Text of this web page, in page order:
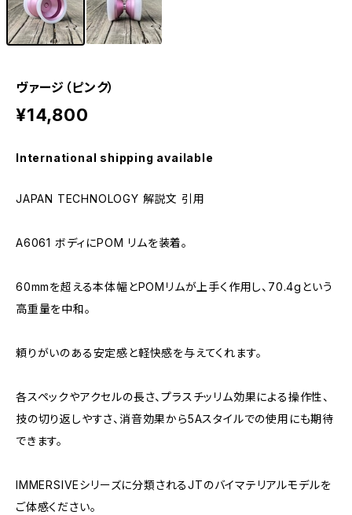
ヴァージ（ピンク）
¥14,800
International shipping available
JAPAN TECHNOLOGY 解説文 引用
A6061 ボディにPOM リムを装着。
60mmを超える本体幅とPOMリムが上手く作用し、70.4gという
高重量を中和。
頼りがいのある安定感と軽快感を与えてくれます。
各スペックやアクセルの長さ、プラスチッリム効果による操作性、
技の切り返しやすさ、消音効果から5Aスタイルでの使用にも期待
できます。
IMMERSIVEシリーズに分類されるJTのバイマテリアルモデルを
ご体感ください。